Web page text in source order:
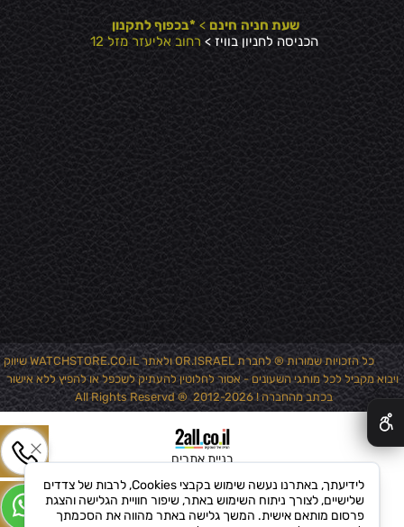
שעת חניה חינם > *בכפוף לתקנון
הכניסה לחניון בוויז > רחוב אליעזר מזל 12
כל הזכויות שמורות ® לחברת OR.ISRAEL ולאתר WATCHSTORE.CO.IL שיווק
ויבוא מקביל לכל מותגי השעונים - אסור לחלוטין להעתיק לשכפל או להפיץ ללא אישור
בכתב מהחברה ! 2012-2026 ® All Rights Reservd
בניית אתרים
✕
לידיעתך, באתרנו נעשה שימוש בקבצי Cookies, לרבות של צדדים
שלישיים, לצורך ניתוח השימוש באתר, שיפור חוויית הגלישה והצגת
פרסום מותאם אישית. המשך גלישה באתר מהווה את הסכמתך